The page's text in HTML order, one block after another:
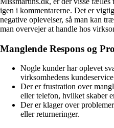
igen i kommentarerne. Det er
negative oplevelser, så man kan
man overvejer at handle hos
Manglende Respons og
Nogle kunder har oplevet
virksomhedens
Der er frustration over
eller telefon, hvilket skaber
Der er klager over
eller returneringer.